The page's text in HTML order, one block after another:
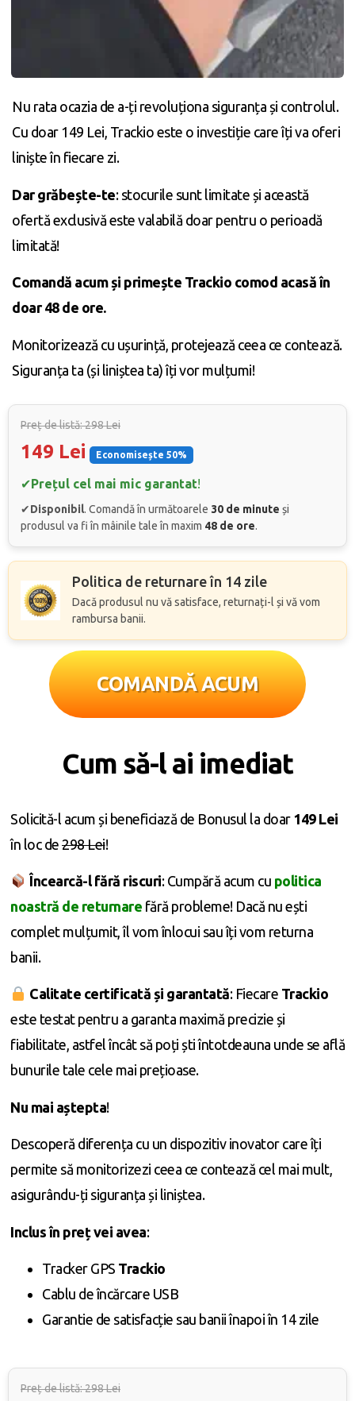
Nu rata ocazia de a-ți revoluționa siguranța și controlul.
Cu doar 149 Lei, Trackio este o investiție care îți va oferi
liniște în fiecare zi.
Dar grăbește-te: stocurile sunt limitate și această
ofertă exclusivă este valabilă doar pentru o perioadă
limitată!
Comandă acum și primește Trackio comod acasă în
doar 48 de ore.
Monitorizează cu ușurință, protejează ceea ce contează.
Siguranța ta (și liniștea ta) îți vor mulțumi!
Preț de listă: 298 Lei
149 Lei Economisește 50%
✔Prețul cel mai mic garantat!
✔Disponibil. Comandă în următoarele 30 de minute și
produsul va fi în mâinile tale în maxim 48 de ore.
Politica de returnare în 14 zile
Dacă produsul nu vă satisface, returnați-l și vă vom
rambursa banii.
COMANDĂ ACUM
Cum să-l ai imediat
Solicită-l acum și beneficiază de Bonusul la doar 149 Lei
în loc de 298 Lei!
Încearcă-l fără riscuri: Cumpără acum cu politica
noastră de returnare fără probleme! Dacă nu ești
complet mulțumit, îl vom înlocui sau îți vom returna
banii.
Calitate certificată și garantată: Fiecare Trackio
este testat pentru a garanta maximă precizie și
fiabilitate, astfel încât să poți ști întotdeauna unde se află
bunurile tale cele mai prețioase.
Nu mai aștepta!
Descoperă diferența cu un dispozitiv inovator care îți
permite să monitorizezi ceea ce contează cel mai mult,
asigurându-ți siguranța și liniștea.
Inclus în preț vei avea:
Tracker GPS Trackio
Cablu de încărcare USB
Garantie de satisfacție sau banii înapoi în 14 zile
Preț de listă: 298 Lei